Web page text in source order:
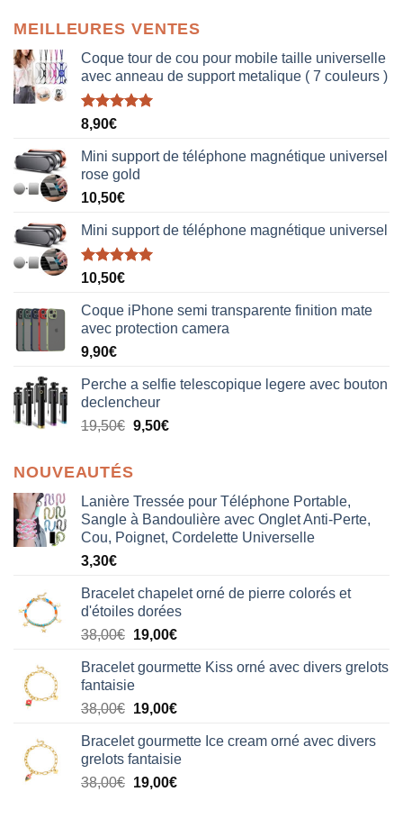
MEILLEURES VENTES
Coque tour de cou pour mobile taille universelle
avec anneau de support metalique ( 7 couleurs )
Note5.00
8,90€
Mini support de téléphone magnétique universel
rose gold
10,50€
Mini support de téléphone magnétique universel
Note5.00
10,50€
Coque iPhone semi transparente finition mate
avec protection camera
9,90€
Perche a selfie telescopique legere avec bouton
declencheur
19,50€ 9,50€
NOUVEAUTÉS
Lanière Tressée pour Téléphone Portable,
Sangle à Bandoulière avec Onglet Anti-Perte,
Cou, Poignet, Cordelette Universelle
3,30€
Bracelet chapelet orné de pierre colorés et
d'étoiles dorées
38,00€ Le
initial
était :
38,00€.
19,00€Le
actuel
19,00€.
Bracelet gourmette Kiss orné avec divers grelots
fantaisie
38,00€ Le
initial
était :
38,00€.
19,00€Le
actuel
est :
19,00€.
Bracelet gourmette Ice cream orné avec divers
grelots fantaisie
38,00€ Le
19,00€Le